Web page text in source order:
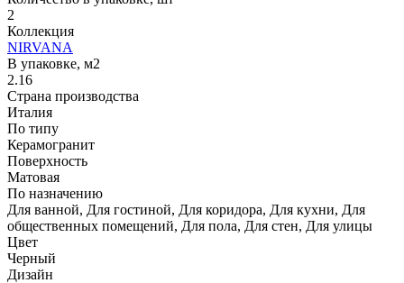
2
Коллекция
NIRVANA
В упаковке, м2
2.16
Страна производства
Италия
По типу
Керамогранит
Поверхность
Матовая
По назначению
Для ванной, Для гостиной, Для коридора, Для кухни, Для
общественных помещений, Для пола, Для стен, Для улицы
Цвет
Черный
Дизайн